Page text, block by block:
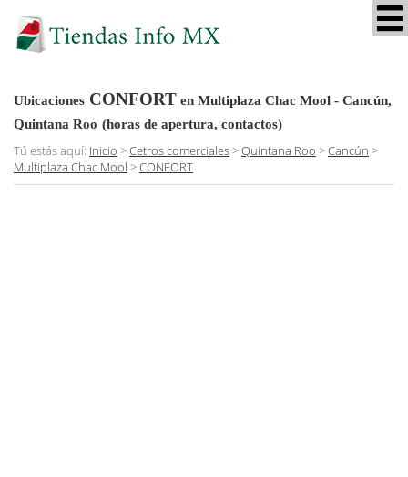
Ubicaciones CONFORT en Multiplaza Chac Mool - Cancún,
Quintana Roo (horas de apertura, contactos)
Tú estás aquí: Inicio >Cetros comerciales>Quintana Roo >Cancún >
Multiplaza Chac Mool >CONFORT